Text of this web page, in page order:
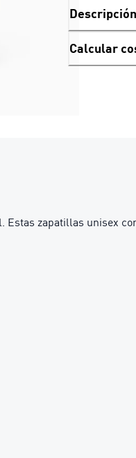
Descripción
Calcular
zapatillas unisex